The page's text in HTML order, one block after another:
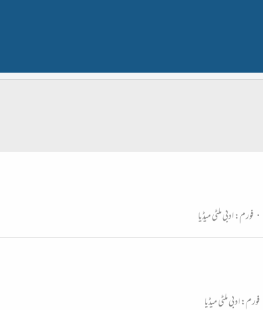
فورم:ادبی ملٹی میڈیا
فورم:ادبی ملٹی میڈیا